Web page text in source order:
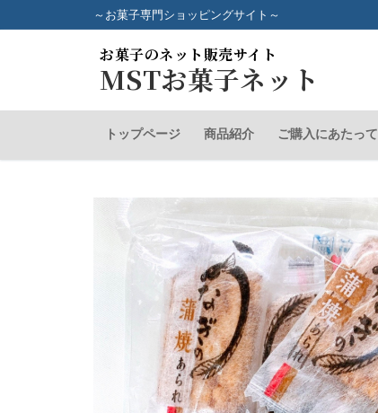
ン
～お菓子専門ショッピングサイト～
MSTお菓子ネット
お菓子のネット販売サイト
トップページ 商品紹介 ご購入にあたって